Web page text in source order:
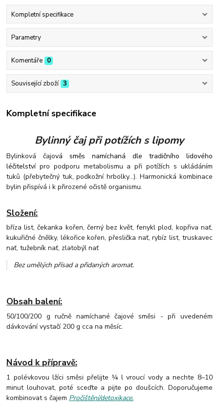
Kompletní specifikace
Parametry
Komentáře 0
Související zboží 3
Kompletní specifikace
Bylinný čaj při potížích s lipomy
Bylinková čajová směs namíchaná dle tradičního lidového
léčitelství pro podporu metabolismu a při potížích s ukládáním
tuků (přebytečný tuk, podkožní hrbolky...). Harmonická kombinace
bylin přispívá i k přirozené očistě organismu.
Složení:
bříza list, čekanka kořen, černý bez květ, fenykl plod, kopřiva nať,
kukuřičné čnělky, lékořice kořen, přeslička nať, rybíz list, truskavec
nať, tužebník nať, zlatobýl nať
Bez umělých přísad a přidaných aromat.
Obsah balení:
50/100/200 g ručně namíchané čajové směsi - při uvedeném
dávkování vystačí 200 g cca na měsíc.
Návod k přípravě:
1 polévkovou lžíci směsi přelijte ¼ l vroucí vody a nechte 8–10
minut louhovat, poté sceďte a pijte po doušcích. Doporučujeme
kombinovat s čajem Pročištění/detoxikace.